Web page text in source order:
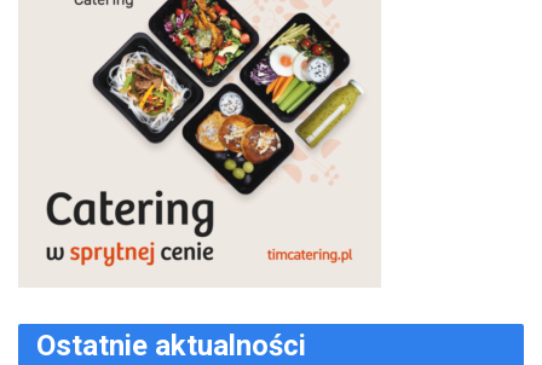
Ostatnie aktualności